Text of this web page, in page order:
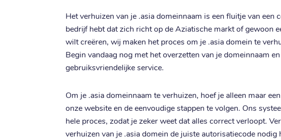
Het verhuizen van je .asia domeinnaam is een fluitje van een
bedrijf hebt dat zich richt op de Aziatische markt of gewoon
wilt creëren, wij maken het proces om je .asia domein te
Begin vandaag nog met het overzetten van je domeinnaam
gebruiksvriendelijke service.
Om je .asia domeinnaam te verhuizen, hoef je alleen maar
onze website en de eenvoudige stappen te volgen. Ons
hele proces, zodat je zeker weet dat alles correct verloopt.
verhuizen van je .asia domein de juiste autorisatiecode nodig